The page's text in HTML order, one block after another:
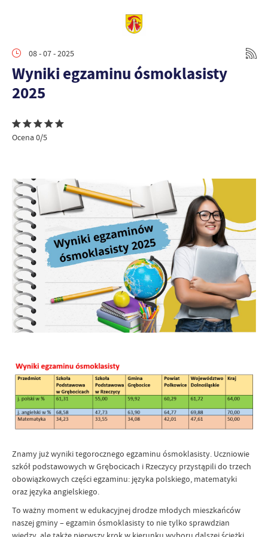
08 - 07 - 2025
Wyniki egzaminu ósmoklasisty
2025
Ocena 0/5
Znamy już wyniki tegorocznego egzaminu ósmoklasisty. Uczniowie
szkół podstawowych w Grębocicach i Rzeczycy przystąpili do trzech
obowiązkowych części egzaminu: języka polskiego, matematyki
oraz języka angielskiego.
To ważny moment w edukacyjnej drodze młodych mieszkańców
naszej gminy – egzamin ósmoklasisty to nie tylko sprawdzian